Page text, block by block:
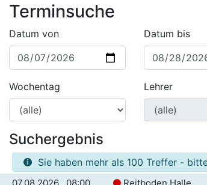
Terminsuche
Datum von Datum bis
Wochentag
Lehrer
Suchergebnis
Sie haben mehr als 100 Treffer -